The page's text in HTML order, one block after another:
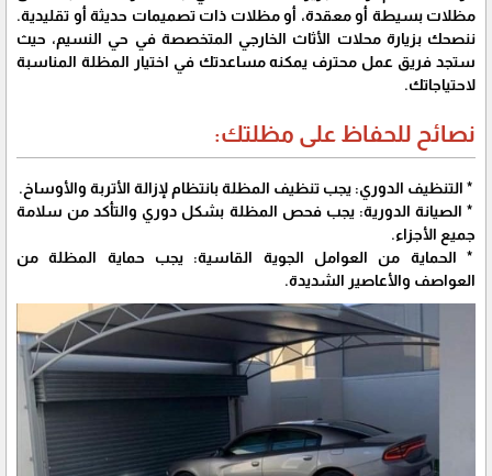
مظلات بسيطة أو معقدة، أو مظلات ذات تصميمات حديثة أو تقليدية.
ننصحك بزيارة محلات الأثاث الخارجي المتخصصة في حي النسيم، حيث
ستجد فريق عمل محترف يمكنه مساعدتك في اختيار المظلة المناسبة
لاحتياجاتك.
نصائح للحفاظ على مظلتك:
* التنظيف الدوري: يجب تنظيف المظلة بانتظام لإزالة الأتربة والأوساخ.
* الصيانة الدورية: يجب فحص المظلة بشكل دوري والتأكد من سلامة
جميع الأجزاء.
* الحماية من العوامل الجوية القاسية: يجب حماية المظلة من
العواصف والأعاصير الشديدة.